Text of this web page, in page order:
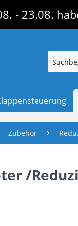
- 23.08.
Zubehör
/